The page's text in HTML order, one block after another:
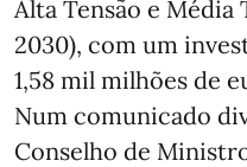
Alta Tensão e Média
2030), com um
1,58 mil milhões de
Num comunicado
Conselho de